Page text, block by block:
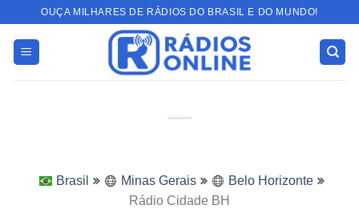
content
OUÇA MILHARES DE RÁDIOS DO BRASIL E DO MUNDO!
Brasil Minas Gerais
Belo Horizonte
Rádio Cidade BH